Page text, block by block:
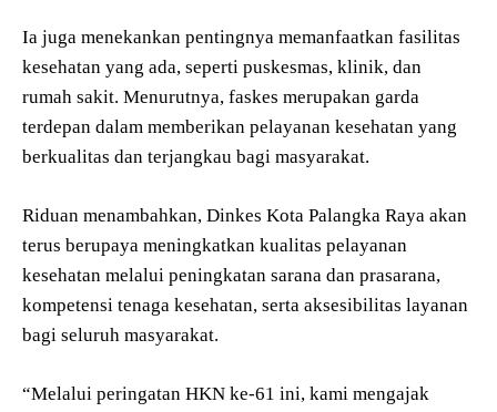
Ia juga menekankan pentingnya memanfaatkan fasilitas
kesehatan yang ada, seperti puskesmas, klinik, dan
rumah sakit. Menurutnya, faskes merupakan garda
terdepan dalam memberikan pelayanan kesehatan yang
berkualitas dan terjangkau bagi masyarakat.
Riduan menambahkan, Dinkes Kota Palangka Raya akan
terus berupaya meningkatkan kualitas pelayanan
kesehatan melalui peningkatan sarana dan prasarana,
kompetensi tenaga kesehatan, serta aksesibilitas layanan
bagi seluruh masyarakat.
“Melalui peringatan HKN ke-61 ini, kami mengajak